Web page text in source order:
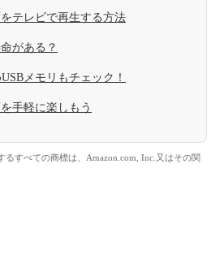
テレビで再生する方法
がある？
メモリもチェック！
手軽に楽しもう
すべての商標は、Amazon.com, Inc.又はその関